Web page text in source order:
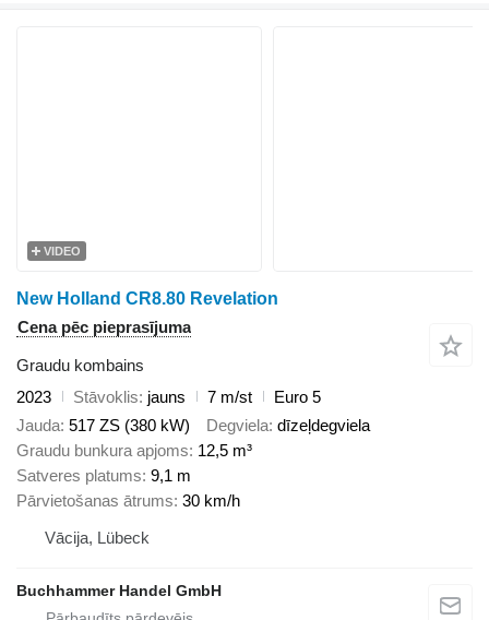
VIDEO
New Holland CR8.80 Revelation
Cena pēc pieprasījuma
Graudu kombains
2023
Stāvoklis jauns 7 m/st
Euro 5
Jauda 517 ZS (380 kW) Degviela dīzeļdegviela
Graudu bunkura apjoms 12,5 m³
Satveres platums 9,1 m
Pārvietošanas ātrums 30 km/h
Vācija, Lübeck
Buchhammer Handel GmbH